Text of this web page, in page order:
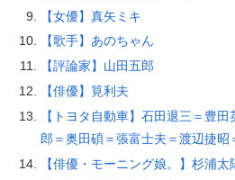
【女優】真矢ミキ
【歌手】あのちゃん
【評論家】山田五郎
【俳優】筧利夫
【トヨタ自動車】石田退三＝豊
郎＝奥田碩＝張富士夫＝渡辺捷昭
【俳優・モーニング娘。】杉浦太